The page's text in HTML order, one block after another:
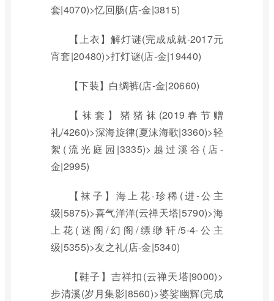
套|4070)>忆回肠(店-金|3815)
【上衣】解灯谜(完成成就-2017元
宵套|20480)>打灯谜(店-金|19440)
【下装】白绸裤(店-金|20660)
【袜套】猪猪袜(2019春节赠
礼/4260)>深海旋律(夏沫海歌|3360)>轻
絮(流光庭园|3335)>越过溪谷(店-
金|2995)
【袜子】海上花·珍稀(进-公主
级|5875)>喜气洋洋(云禅天塔|5790)>海
上花(迷阁/幻阁/缥缈轩/5-4-公主
级|5355)>友之礼(店-金|5340)
【鞋子】吉祥扣(云禅天塔|9000)>
步清溪(岁月集影|8560)>婆娑幽辉(完成